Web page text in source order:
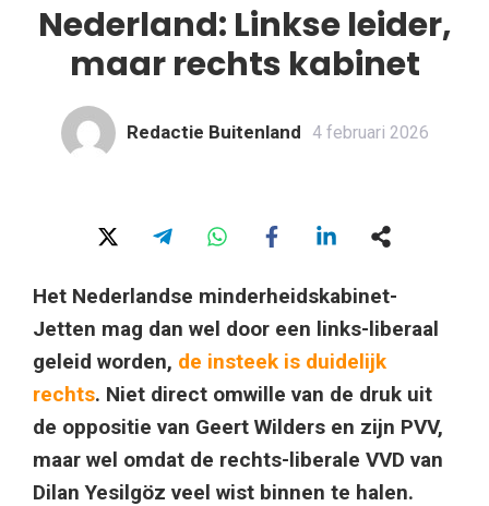
Nederland: Linkse leider,
maar rechts kabinet
Redactie Buitenland 4 februari 2026
Het Nederlandse minderheidskabinet-
Jetten mag dan wel door een links-liberaal
geleid worden, de insteek is duidelijk
rechts. Niet direct omwille van de druk uit
de oppositie van Geert Wilders en zijn PVV,
maar wel omdat de rechts-liberale VVD van
Dilan Yesilgöz veel wist binnen te halen.